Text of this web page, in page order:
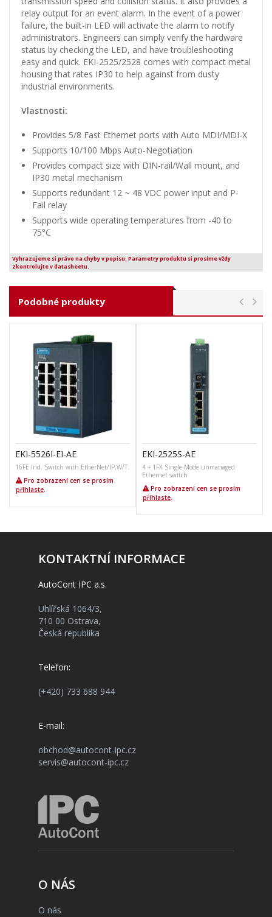
relay output for an event alarm. In the event of a power
failure, the built-in LED will activate the alarm to notify
administrators. Engineers can simply verify the hardware
status by checking the LED, and have troubleshooting
easy and quick. EKI-2525/2528 comes with compact metal
housing that rates IP30 to help against from dusty
industrial environments.
Vlastnosti:
Provides 5/8 Fast Ethernet ports with Auto MDI/MDI-X
Supports 10/100 Mbps Auto-Negotiation
Provides compact size with DIN-rail/Wall mount, and
IP30 metal mechanism
Supports redundant 12 ~ 48 VDC power input and P-
Fail relay
Supports wide operating temperatures from -40 to
75°C
Vyhrazujeme si právo na chyby v popisu. Parametry produktu si prosíme vždy
zkontrolujte v datasheetu.
Podobné produkty
EKI-5526I-EI-AE
16FE Ind. Switch with EtherNet/IP,W/T.
Pro zobrazení cen se prosím
přihlaste
EKI-2525S-AE
4 + 1FX Single-Mode unmanaged
Ethernet switch
Pro zobrazení cen se prosím
přihlaste
KONTAKTNÍ INFORMACE
AutoCont IPC a.s.
Uhlířská 1064/3,
710 00 Ostrava,
Česká republika
Telefon:
(+420) 733 688 944
E-mail:
obchod@autocont-ipc.cz
servis@autocont-ipc.cz
O NÁS
O nás